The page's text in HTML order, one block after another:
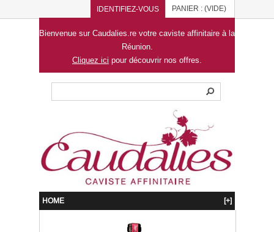
IDENTIFIEZ-VOUS PANIER : (VIDE)
Bienvenue sur Caudalies.re votre caviste affinitaire à la
Réunion.
Cliquez ici pour découvrir nos offres.
HOME [+]